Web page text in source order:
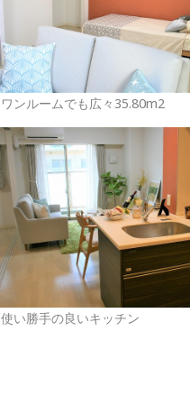
ワンルームでも広々35.80m2
使い勝手の良いキッチン